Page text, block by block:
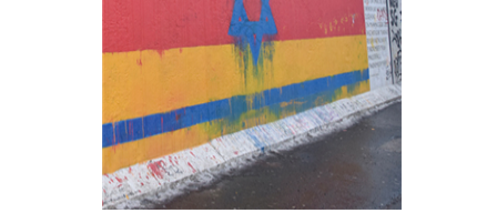
הנחת אתר ספר מודפס
$42
$38